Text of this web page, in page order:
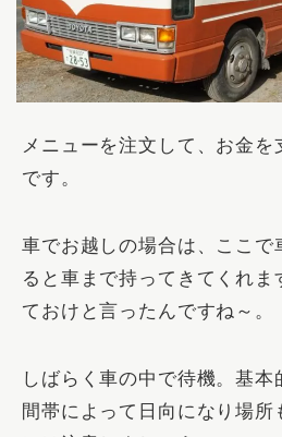
メニューを注文して、お金を
です。
車でお越しの場合は、ここで
ると車まで持ってきてくれま
ておけと言ったんですね～。
しばらく車の中で待機。基
間帯によって日向になり場所